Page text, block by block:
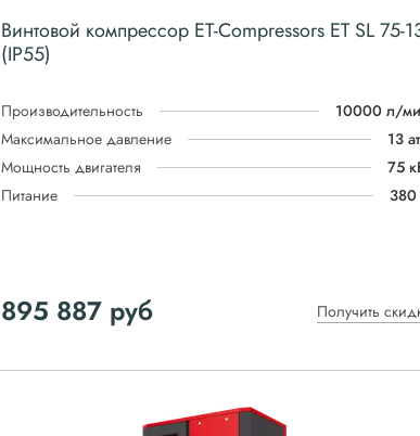
Винтовой компрессор ET-Compressors ET SL 75-
(IP55)
Производительность
10000 л/
Максимальное давление
13
Мощность двигателя
75
Питание
380
895 887 руб Получить